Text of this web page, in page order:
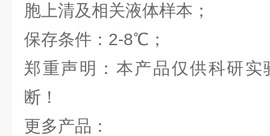
胞上清及相关液体样本；
保存条件：2-8℃；
郑重声明：本产品仅供科研
断！
更多产品：